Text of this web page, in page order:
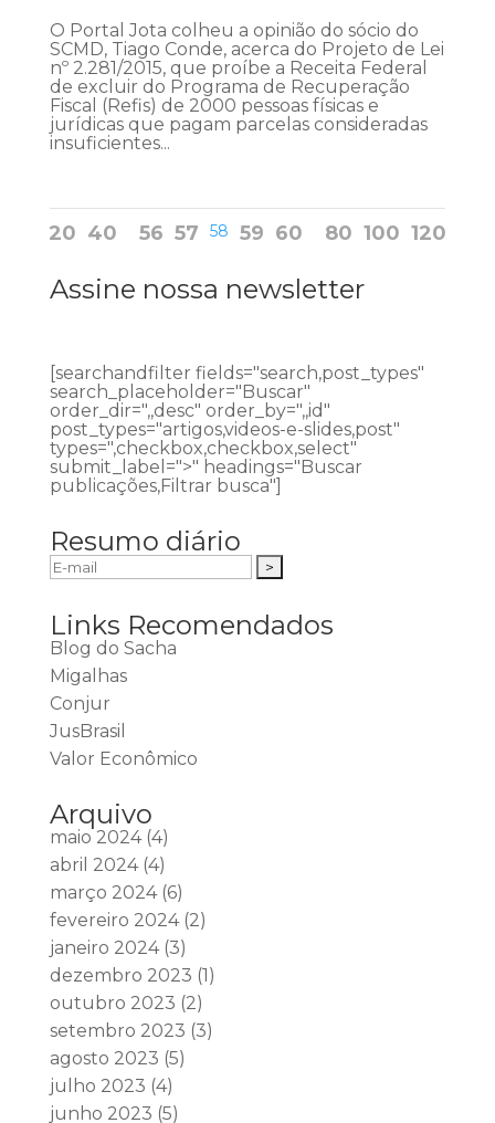
O Portal Jota colheu a opinião do sócio do
SCMD, Tiago Conde, acerca do Projeto de Lei
nº 2.281/2015, que proíbe a Receita Federal
de excluir do Programa de Recuperação
Fiscal (Refis) de 2000 pessoas físicas e
jurídicas que pagam parcelas consideradas
insuficientes...
20 40 56 57 58 59 60 80 100 120
Assine nossa newsletter
[searchandfilter fields="search,post_types"
search_placeholder="Buscar"
order_dir=",,desc" order_by=",,id"
post_types="artigos,videos-e-slides,post"
types=",checkbox,checkbox,select"
submit_label=">" headings="Buscar
publicações,Filtrar busca"]
Resumo diário
Links Recomendados
Blog do Sacha
Migalhas
Conjur
JusBrasil
Valor Econômico
Arquivo
maio 2024(4)
abril 2024(4)
março 2024(6)
fevereiro 2024(2)
janeiro 2024(3)
dezembro 2023 (1)
outubro 2023 (2)
setembro 2023 (3)
agosto 2023 (5)
julho 2023 (4)
junho 2023 (5)